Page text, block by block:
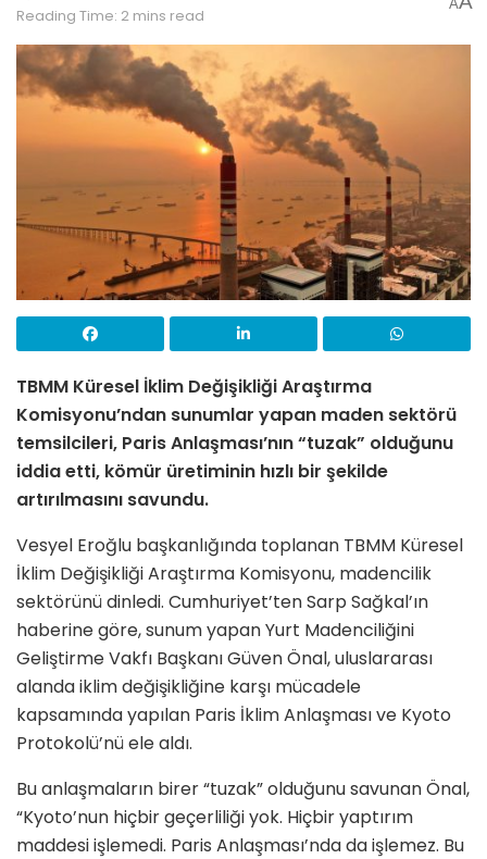
Reading Time: 2 mins read
A
TBMM Küresel İklim Değişikliği Araştırma
Komisyonu’ndan sunumlar yapan maden sektörü
temsilcileri, Paris Anlaşması’nın “tuzak” olduğunu
iddia etti, kömür üretiminin hızlı bir şekilde
artırılmasını savundu.
Vesyel Eroğlu başkanlığında toplanan TBMM Küresel
İklim Değişikliği Araştırma Komisyonu, madencilik
sektörünü dinledi. Cumhuriyet’ten Sarp Sağkal’ın
haberine göre, sunum yapan Yurt Madenciliğini
Geliştirme Vakfı Başkanı Güven Önal, uluslararası
alanda iklim değişikliğine karşı mücadele
kapsamında yapılan Paris İklim Anlaşması ve Kyoto
Protokolü’nü ele aldı.
Bu anlaşmaların birer “tuzak” olduğunu savunan Önal,
“Kyoto’nun hiçbir geçerliliği yok. Hiçbir yaptırım
maddesi işlemedi. Paris Anlaşması’nda da işlemez. Bu